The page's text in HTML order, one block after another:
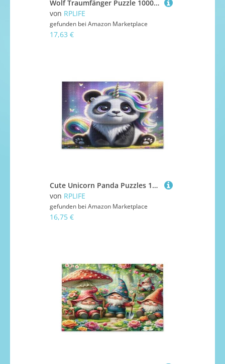
Wolf Traumfänger Puzzle 1000 Teile Erwachsene, Holz Puzzles Erwachsene, Familie Puzzles
von RPLIFE
gefunden bei Amazon Marketplace
17,63 €
Cute Unicorn Panda Puzzles 1000 Peices, Wood Puzzles Adult, Family Puzzles
von RPLIFE
gefunden bei Amazon Marketplace
16,75 €